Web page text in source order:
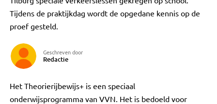
Tijdens de praktijkdag wordt de opgedane kennis op de
proef gesteld.
Geschreven door
Redactie
Het Theorierijbewijs+ is een speciaal
onderwijsprogramma van VVN. Het is bedoeld voor